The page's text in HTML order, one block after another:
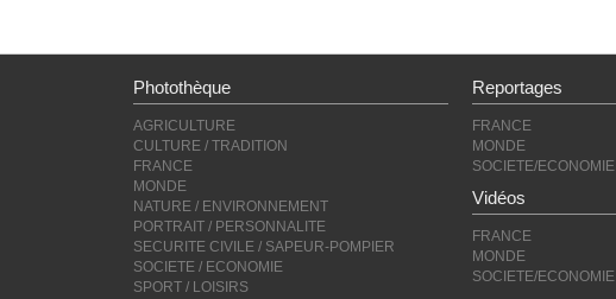
Photothèque
AGRICULTURE
CULTURE / TRADITION
FRANCE
MONDE
NATURE / ENVIRONNEMENT
PORTRAIT / PERSONNALITE
SECURITE CIVILE / SAPEUR-POMPIER
SOCIETE / ECONOMIE
SPORT / LOISIRS
Reportages
FRANCE
MONDE
SOCIETE/ECONOMIE
Vidéos
FRANCE
MONDE
SOCIETE/ECONOMIE